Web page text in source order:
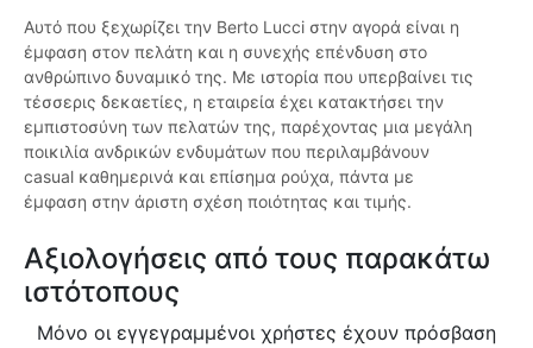
Αυτό που ξεχωρίζει την Berto Lucci στην αγορά είναι η
έμφαση στον πελάτη και η συνεχής επένδυση στο
ανθρώπινο δυναμικό της. Με ιστορία που υπερβαίνει τις
τέσσερις δεκαετίες, η εταιρεία έχει κατακτήσει την
εμπιστοσύνη των πελατών της, παρέχοντας μια μεγάλη
ποικιλία ανδρικών ενδυμάτων που περιλαμβάνουν
casual καθημερινά και επίσημα ρούχα, πάντα με
έμφαση στην άριστη σχέση ποιότητας και τιμής.
Αξιολογήσεις από τους παρακάτω
ιστότοπους
Μόνο οι εγγεγραμμένοι χρήστες έχουν πρόσβαση